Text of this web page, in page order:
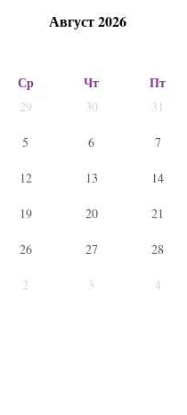
Август 2026
Ср Чт Пт
29 30 31
5 6 7
12 13 14
19 20 21
26 27 28
2 3 4